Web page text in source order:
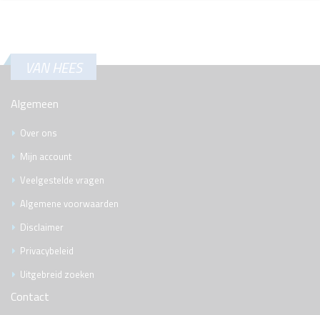
VAN HEES
Algemeen
Over ons
Mijn account
Veelgestelde vragen
Algemene voorwaarden
Disclaimer
Privacybeleid
Uitgebreid zoeken
Contact